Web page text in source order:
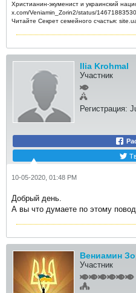
Христианин-экуменист и украинский
x.com/Veniamin_Zorin2/status/
Читайте Секрет семейного счастья:
Ilia Krohmal
Участник
Регистрация:
10-05-2020, 01:48 PM
Добрый день.
А вы что думаете по этому
Вениамин
Участник